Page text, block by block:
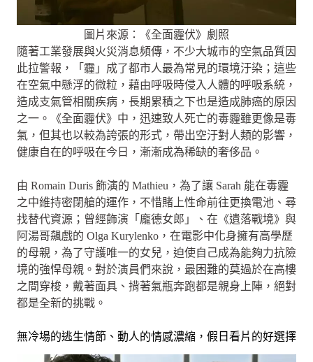
圖片來源：《全面霾伏》劇照
隨著工業發展與火災消息頻傳，不少大城市的空氣品質因
此拉警報，「霾」成了都市人最為常見的環境汙染；這些
在空氣中懸浮的微粒，藉由呼吸時侵入人體的呼吸系統，
造成支氣管相關疾病，長期累積之下也是造成肺癌的原因
之一。《全面霾伏》中，迅速致人死亡的毒霾雖更像是毒
氣，但其也以較為誇張的形式，帶出空汙對人類的影響，
健康自在的呼吸在今日，漸漸成為稀缺的奢侈品。
由 Romain Duris 飾演的 Mathieu，為了讓 Sarah 能在毒霾
之中維持密閉艙的運作，不惜賭上性命前往更換電池、尋
找替代資源；曾經飾演「龐德女郎」、在《遺落戰境》與
阿湯哥飆戲的 Olga Kurylenko，在電影中化身擁有高學歷
的母親，為了守護唯一的女兒，迫使自己成為能夠力抗險
境的強悍母親。對於演員們來說，最困難的莫過於在高樓
之間穿梭，戴著面具、揹著氣瓶奔跑都是親身上陣，絕對
都是全新的挑戰。
無冷場的逃生情節、動人的情感濃縮，假日看片的好選擇